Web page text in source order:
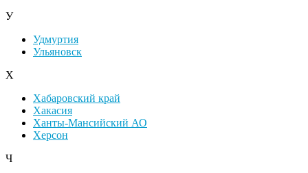
У
Удмуртия
Ульяновск
Х
Хабаровский край
Хакасия
Ханты-Мансийский АО
Херсон
Ч